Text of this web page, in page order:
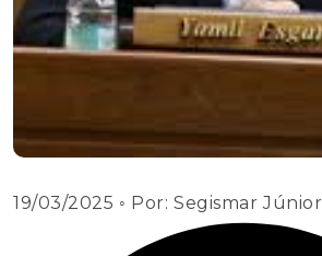
19/03/2025 ◦ Por:Segismar Júnior